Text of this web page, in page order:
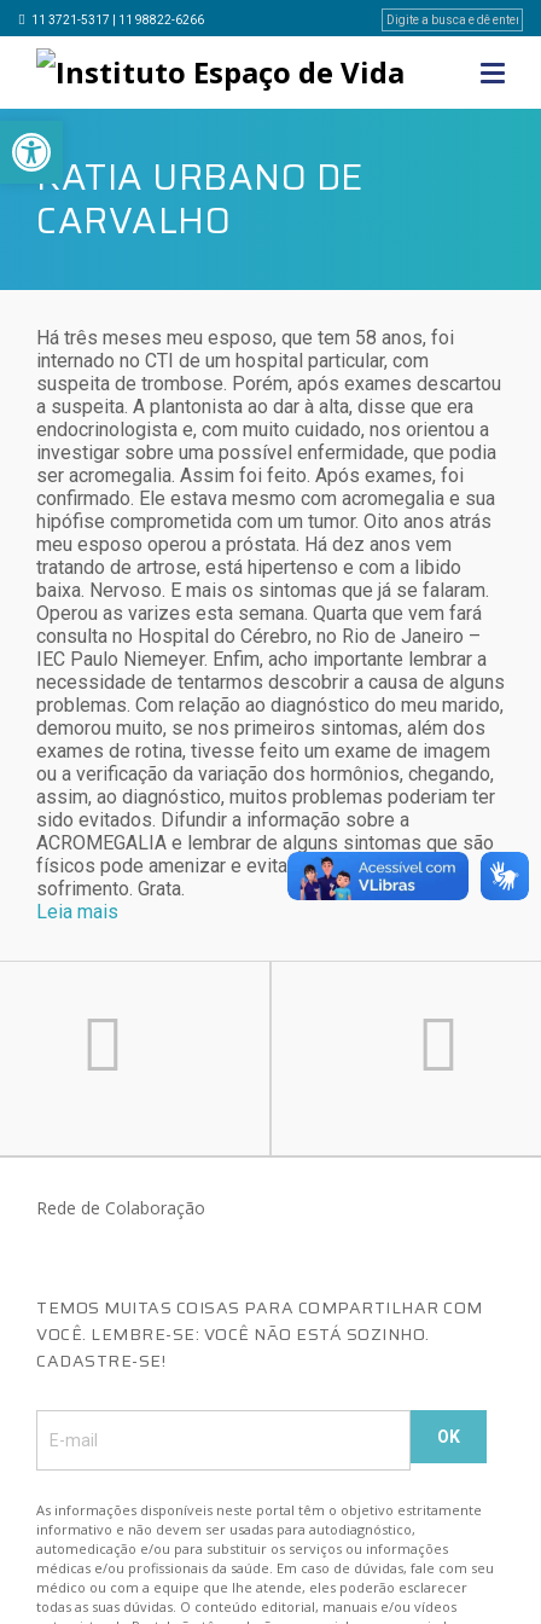
11 3721-5317 | 11 98822-6266
KATIA URBANO DE
CARVALHO
Há três meses meu esposo, que tem 58 anos, foi
internado no CTI de um hospital particular, com
suspeita de trombose. Porém, após exames descartou
a suspeita. A plantonista ao dar à alta, disse que era
endocrinologista e, com muito cuidado, nos orientou a
investigar sobre uma possível enfermidade, que podia
ser acromegalia. Assim foi feito. Após exames, foi
confirmado. Ele estava mesmo com acromegalia e sua
hipófise comprometida com um tumor. Oito anos atrás
meu esposo operou a próstata. Há dez anos vem
tratando de artrose, está hipertenso e com a libido
baixa. Nervoso. E mais os sintomas que já se falaram.
Operou as varizes esta semana. Quarta que vem fará
consulta no Hospital do Cérebro, no Rio de Janeiro –
IEC Paulo Niemeyer. Enfim, acho importante lembrar a
necessidade de tentarmos descobrir a causa de alguns
problemas. Com relação ao diagnóstico do meu marido,
demorou muito, se nos primeiros sintomas, além dos
exames de rotina, tivesse feito um exame de imagem
ou a verificação da variação dos hormônios, chegando,
assim, ao diagnóstico, muitos problemas poderiam ter
sido evitados. Difundir a informação sobre a
ACROMEGALIA e lembrar de alguns sintomas que são
físicos pode amenizar e evitar o desgaste e
sofrimento. Grata.
Leia mais
Rede de Colaboração
TEMOS MUITAS COISAS PARA COMPARTILHAR COM
VOCÊ. LEMBRE-SE: VOCÊ NÃO ESTÁ SOZINHO.
CADASTRE-SE!
As informações disponíveis neste portal têm o objetivo estritamente
informativo e não devem ser usadas para autodiagnóstico,
automedicação e/ou para substituir os serviços ou informações
médicas e/ou profissionais da saúde. Em caso de dúvidas, fale com seu
médico ou com a equipe que lhe atende, eles poderão esclarecer
todas as suas dúvidas. O conteúdo editorial, manuais e/ou vídeos
Barra de Ferramentas Aberta